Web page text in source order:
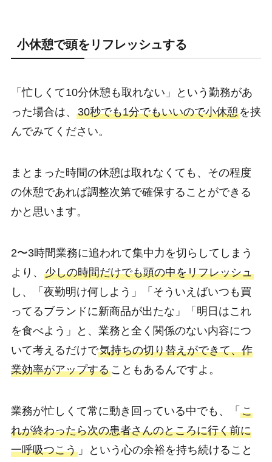
小休憩で頭をリフレッシュする
「忙しくて10分休憩も取れない」という勤務があ
った場合は、 30秒でも1分でもいいので小休憩を挟
んでみてください。
まとまった時間の休憩は取れなくても、その程度
の休憩であれば調整次第で確保することができる
かと思います。
2〜3時間業務に追われて集中力を切らしてしまう
より、 少しの時間だけでも頭の中をリフレッシュ
し、「夜勤明け何しよう」「そういえばいつも買
ってるブランドに新商品が出たな」「明日はこれ
を食べよう」と、業務と全く関係のない内容につ
いて考えるだけで気持ちの切り替えができて、作
業効率がアップすることもあるんですよ。
業務が忙しくて常に動き回っている中でも、「 こ
れが終わったら次の患者さんのところに行く前に
一呼吸つこう」という心の余裕を持ち続けること